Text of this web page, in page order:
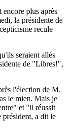
encore plus après
la présidente de
recule
seraient allés
de "Libres!",
l'élection de M.
le mien. Mais je
et "il réussit
président, a dit le